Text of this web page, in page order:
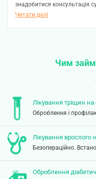
знадобитися консультація
ортопеда тощо). У такому
Читати далі
Чим
Лікування тріщин на
Оброблення і
Лікування врослого
Безопераційно.
Оброблення